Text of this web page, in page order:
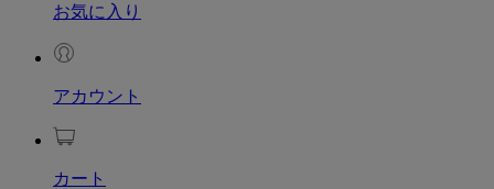
お気に入り
アカウント
カート